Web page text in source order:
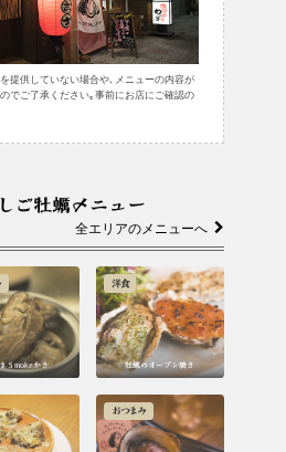
提供していない場合や､メニューの内容が
でご了承ください｡事前にお店にご確認の
ご牡蠣メニュー
全エリアのメニューへ
Ｓmokeかき
洋食
牡蠣のオーブン焼き
おつまみ